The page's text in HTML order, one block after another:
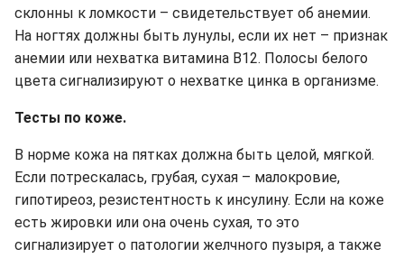
склонны к ломкости – свидетельствует об анемии.
На ногтях должны быть лунулы, если их нет – признак
анемии или нехватка витамина В12. Полосы белого
цвета сигнализируют о нехватке цинка в организме.
Тесты по коже.
В норме кожа на пятках должна быть целой, мягкой.
Если потрескалась, грубая, сухая – малокровие,
гипотиреоз, резистентность к инсулину. Если на коже
есть жировки или она очень сухая, то это
сигнализирует о патологии желчного пузыря, а также